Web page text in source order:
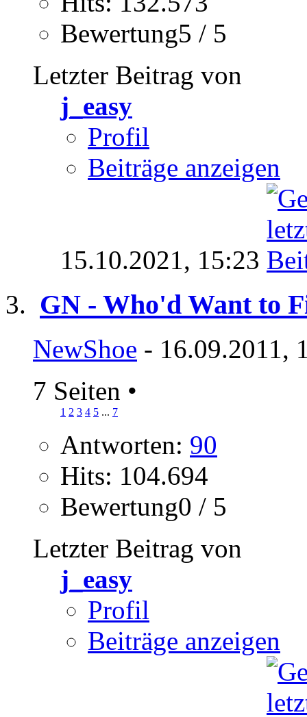
Bewertung5 / 5
Letzter Beitrag von
j_easy
Profil
Beiträge anzeigen
15.10.2021, 15:23
GN - Who'd Want to
NewShoe - 16.09.2011,
7 Seiten •
1 2 3 4 5 ... 7
Antworten: 90
Hits: 104.694
Bewertung0 / 5
Letzter Beitrag von
j_easy
Profil
Beiträge anzeigen